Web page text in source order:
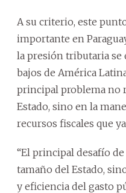
A su criterio, este
importante en
la presión tributaria se
bajos de América
principal problema no
Estado, sino en la
recursos fiscales que
“El principal desafío
tamaño del Estado,
y eficiencia del gasto